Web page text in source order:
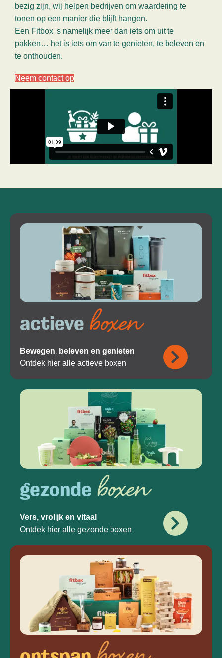
bezig zijn, wij helpen bedrijven om waardering te
tonen op een manier die blijft hangen.
Een Fitbox is namelijk meer dan iets om uit te
pakken… het is iets om van te genieten, te beleven en
te onthouden.
Neem contact op
actieve boxen
Bewegen, beleven en genieten
Ontdek hier alle actieve boxen
gezonde boxen
Vers, vrolijk en vitaal
Ontdek hier alle gezonde boxen